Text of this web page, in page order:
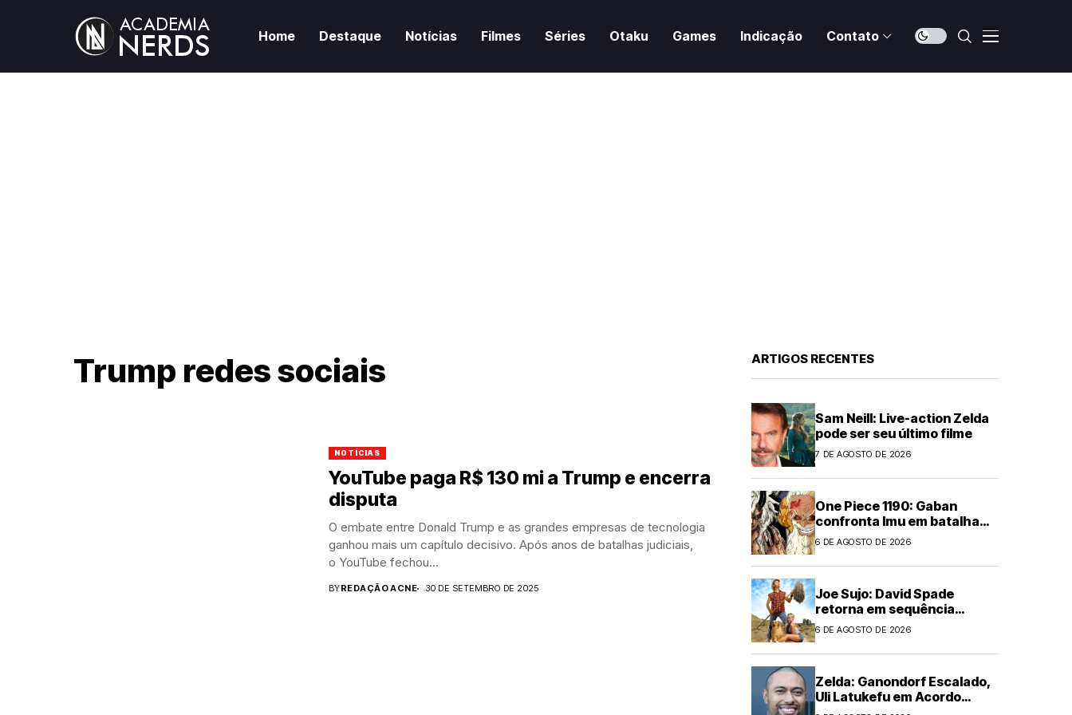
Home Destaque Notícias Filmes Séries Otaku Games Indicação Contato
Trump redes sociais
NOTÍCIAS
YouTube paga R$ 130 mi a Trump e encerra
disputa
O embate entre Donald Trump e as grandes empresas de tecnologia
ganhou mais um capítulo decisivo. Após anos de batalhas judiciais,
o YouTube fechou...
BYREDAÇÃO ACNE 30 DE SETEMBRO DE 2025
ARTIGOS RECENTES
Sam Neill: Live-action Zelda
pode ser seu último filme
7 DE AGOSTO DE 2026
One Piece 1190: Gaban
confronta Imu em batalha
épica
6 DE AGOSTO DE 2026
Joe Sujo: David Spade
retorna em sequência
animada
6 DE AGOSTO DE 2026
Zelda: Ganondorf Escalado,
Uli Latukefu em Acordo
Multi-filmes